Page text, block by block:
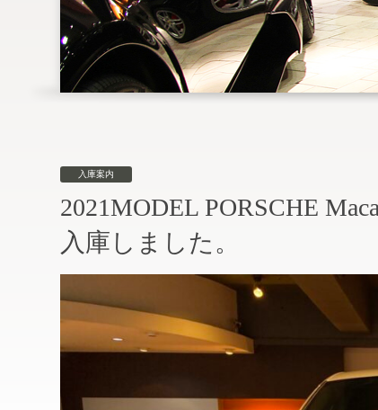
入庫案内
2021MODEL PORSCHE
入庫しました。